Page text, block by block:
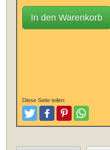
In den Warenkorb
Diese Seite teilen:
TweetenPostenPinterestTeilen